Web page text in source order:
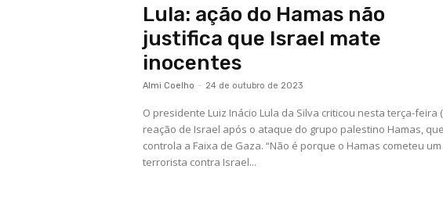
Lula: ação do Hamas não
justifica que Israel mate
inocentes
Almi Coelho - 24 de outubro de 2023
O presidente Luiz Inácio Lula da Silva criticou nesta terça-feira
reação de Israel após o ataque do grupo palestino Hamas, que
controla a Faixa de Gaza. “Não é porque o Hamas cometeu
terrorista contra Israel...